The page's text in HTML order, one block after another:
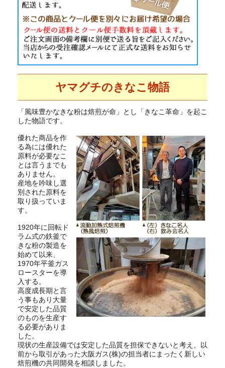
ヤマグチのきなこ物語
「風味豊かなきな粉は焙煎が命」とし「きなこ革命」を起こ
した物語です。
優れた商品を作
る為には優れた
原料が必要なこ
とは言うまでも
ありません。
産地を吟味し選
別された原料を
取り扱っていま
す。
1920年に回転ド
ラム式の鉄釜で
きな粉の製造を
始めて以来、
1970年平釜ガス
ロースターを導
入する。
高度成長期と言
う事もあり大量
で安定した品質
のものを生産す
る必要がありま
した。
現状の生産設備では安定した品質を担保できないと考え、以
前から取引があった大阪ガス(株)の担当者にまったく新しい
焙煎機の共同開発を相談しました。